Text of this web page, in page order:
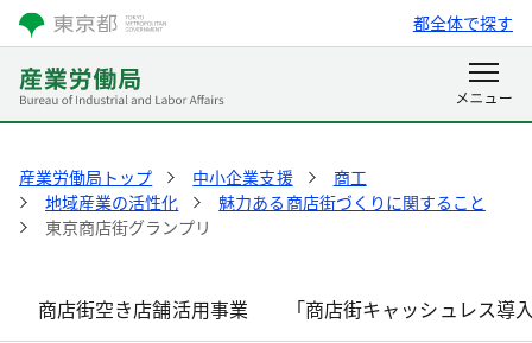
都全体で探す
産業労働局トップ 中小企業支援
商工
地域産業の活性化
魅力ある商店街づくりに関すること
東京商店街グランプリ
商店街空き店舗活用事業 「商店街キャッシュレス